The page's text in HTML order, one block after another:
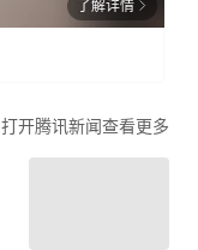
了解详情
打开腾讯新闻查看更多